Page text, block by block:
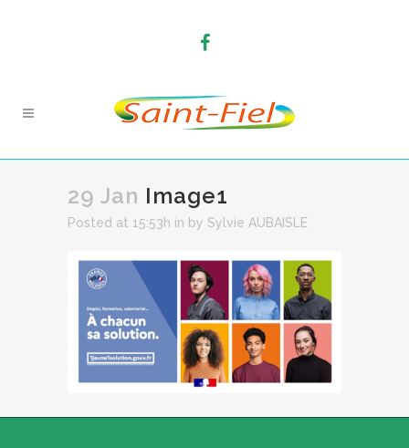
29 Jan Image1
Posted at 15:53h in by Sylvie AUBAISLE